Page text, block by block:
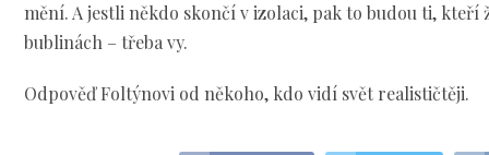
mění. A jestli někdo skončí v izolaci, pak to budou ti, kteří
bublinách – třeba vy.
Odpověď Foltýnovi od někoho, kdo vidí svět realističtěji.